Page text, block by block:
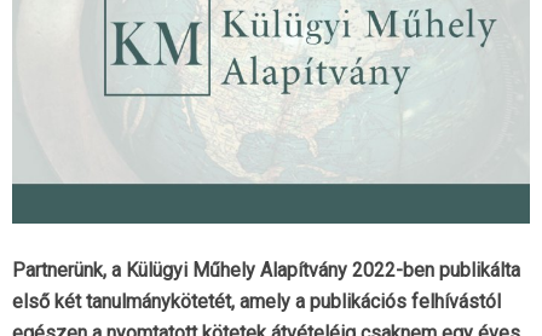
Partnerünk, a Külügyi Műhely Alapítvány 2022-ben publikálta
első két tanulmánykötetét, amely a publikációs felhívástól